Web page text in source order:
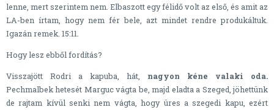
lenne, mert szerintem nem. Elbaszott egy félidő volt az első, és amit az
LA-ben írtam, hogy nem fér bele, azt mindet rendre produkáltuk.
Igazán remek. 15:11.
Hogy lesz ebből fordítás?
Visszajött Rodri a kapuba, hát, nagyon kéne valaki oda.
Pechmalbek hetesét Marguc vágta be, majd eladta a Szeged, jöhettünk
de rajtam kívül senki nem vágta, hogy üres a szegedi kapu, ezért